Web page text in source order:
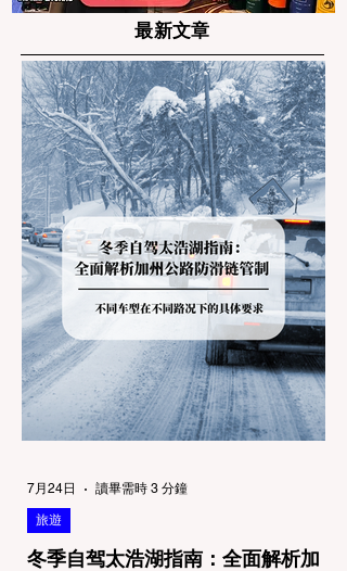
最新文章
冬季自驾太浩湖指南：全面解析加
旅遊
7月24日 讀畢需時 3 分鐘